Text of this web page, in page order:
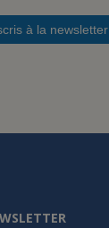
à la newsletter